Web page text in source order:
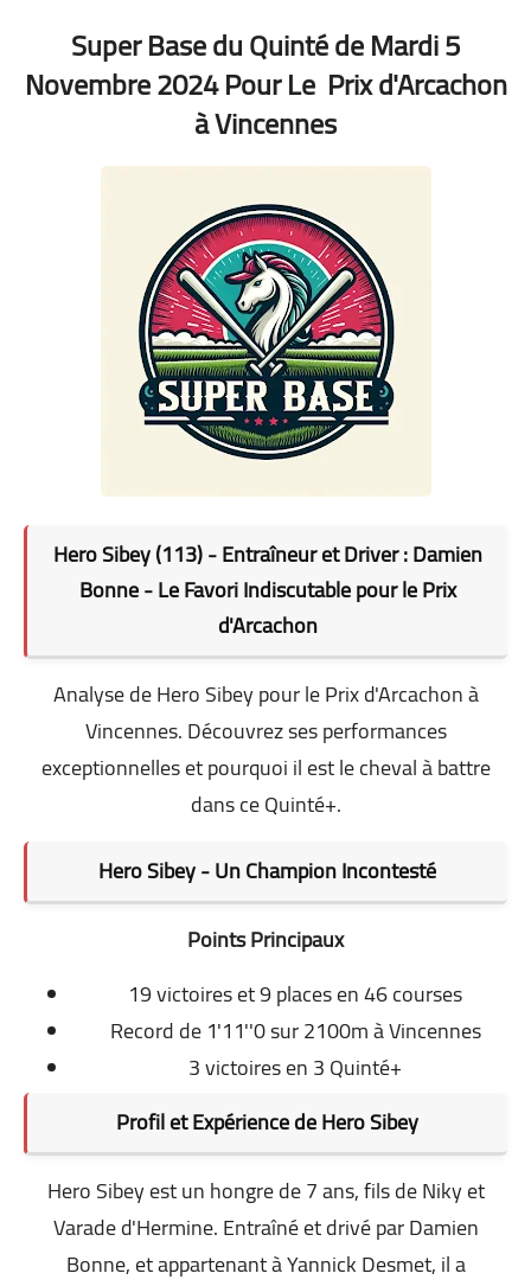
Super Base du Quinté de Mardi 5
Novembre 2024 Pour Le Prix d'Arcachon
à Vincennes
Hero Sibey (113) - Entraîneur et Driver : Damien
Bonne - Le Favori Indiscutable pour le Prix
d'Arcachon
Analyse de Hero Sibey pour le Prix d'Arcachon à
Vincennes. Découvrez ses performances
exceptionnelles et pourquoi il est le cheval à battre
dans ce Quinté+.
Hero Sibey - Un Champion Incontesté
Points Principaux
19 victoires et 9 places en 46 courses
Record de 1'11''0 sur 2100m à Vincennes
3 victoires en 3 Quinté+
Profil et Expérience de Hero Sibey
Hero Sibey est un hongre de 7 ans, fils de Niky et
Varade d'Hermine. Entraîné et drivé par Damien
Bonne, et appartenant à Yannick Desmet, il a